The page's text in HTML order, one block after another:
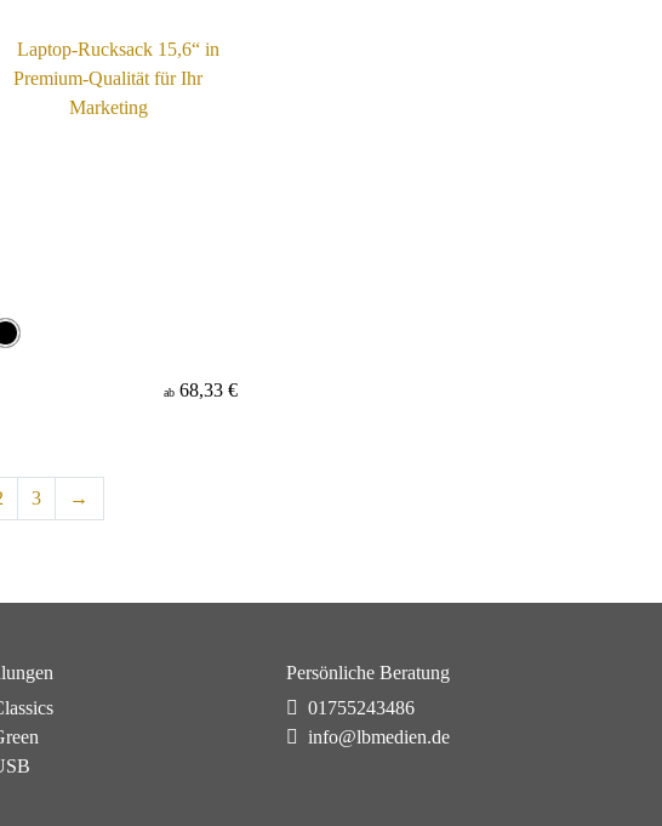
ab 68,33 €
3 →
Persönliche Beratung
01755243486
info@lbmedien.de